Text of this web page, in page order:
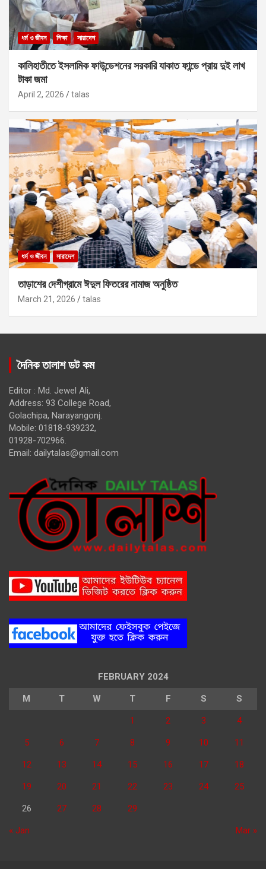
ধর্ম ও জীবন শিক্ষা সারাদেশ
কালিহাতীতে ইসলামিক ফাউন্ডেশনের সরকারি যাকাত ফান্ডে প্রায় দুই লাখ
টাকা জমা
April 2, 2026 talas
ধর্ম ও জীবন সারাদেশ
তাড়াশের দেশীগ্রামে ঈদুল ফিতরের নামাজ অনুষ্ঠিত
March 21, 2026 talas
দৈনিক তালাশ ডট কম
Editor : Md. Jewel Ali,
Address: 93 College Road,
Golachipa, Narayangonj.
Mobile: 01818-939232,
01928-702966.
Email: dailytalas@gmail.com
FEBRUARY 2024
M T W T F S S
1 2 3 4
5 6 7 8 9 10 11
12 13 14 15 16 17 18
19 20 21 22 23 24 25
26 27 28 29
« Jan Mar »